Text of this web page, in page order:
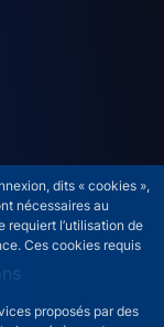
dits « cookies »,
nécessaires au
requiert l’utilisation de
Ces cookies requis
proposés par des